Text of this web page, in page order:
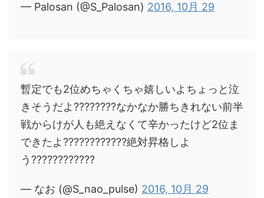
— Palosan (@S_Palosan) 2016, 10月 29
暫定でも2位めちゃくちゃ嬉しいよちょっと泣
きそうだよ????????なかなか勝ちきれない前半
戦からけが人も絶えなくて辛かったけど2位ま
できたよ????????????絶対昇格しよ
う????????????
— なお (@S_nao_pulse) 2016, 10月 29